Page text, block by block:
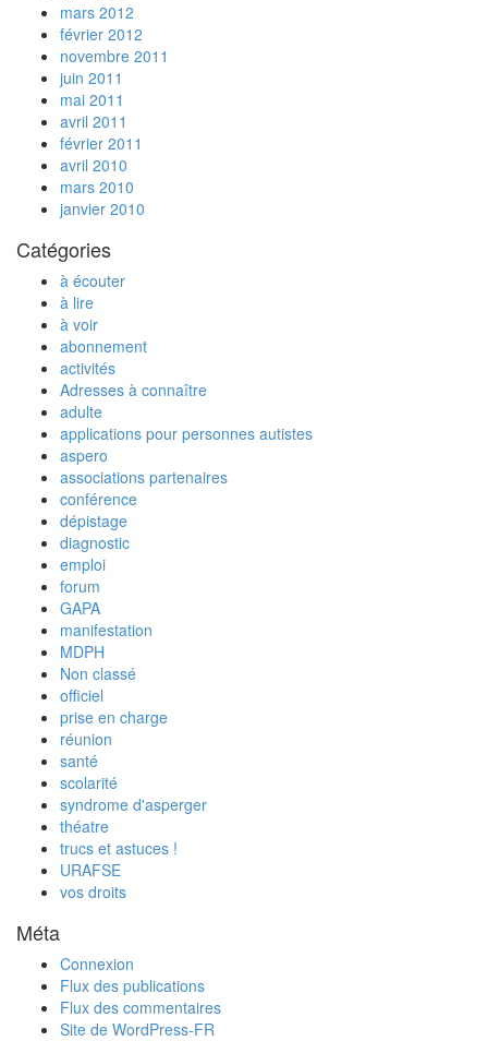
mars 2012
février 2012
novembre 2011
juin 2011
mai 2011
avril 2011
février 2011
avril 2010
mars 2010
janvier 2010
Catégories
à écouter
à lire
à voir
abonnement
activités
Adresses à connaître
adulte
applications pour personnes autistes
aspero
associations partenaires
conférence
dépistage
diagnostic
emploi
forum
GAPA
manifestation
MDPH
Non classé
officiel
prise en charge
réunion
santé
scolarité
syndrome d'asperger
théatre
trucs et astuces !
URAFSE
vos droits
Méta
Connexion
Flux des publications
Flux des commentaires
Site de WordPress-FR